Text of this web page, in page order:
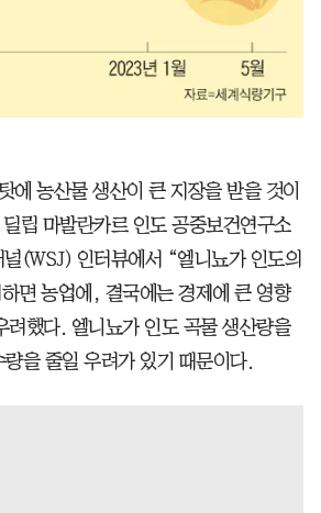
에 농산물 생산이 큰 지장을 받을 것이
립 마발란카르 인도 공중보건연구소
(WSJ) 인터뷰에서 “엘니뇨가 인도의
면 농업에, 결국에는 경제에 큰 영향
려했다. 엘니뇨가 인도 곡물 생산량을
을 줄일 우려가 있기 때문이다.